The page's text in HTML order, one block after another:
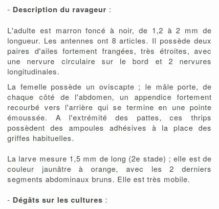
- Description du ravageur :
L'adulte est marron foncé à noir, de 1,2 à 2 mm de
longueur. Les antennes ont 8 articles. Il possède deux
paires d'ailes fortement frangées, très étroites, avec
une nervure circulaire sur le bord et 2 nervures
longitudinales.
La femelle possède un oviscapte ; le mâle porte, de
chaque côté de l'abdomen, un appendice fortement
recourbé vers l'arrière qui se termine en une pointe
émoussée. A l'extrémité des pattes, ces thrips
possèdent des ampoules adhésives à la place des
griffes habituelles.
La larve mesure 1,5 mm de long (2e stade) ; elle est de
couleur jaunâtre à orange, avec les 2 derniers
segments abdominaux bruns. Elle est très mobile.
- Dégâts sur les cultures :